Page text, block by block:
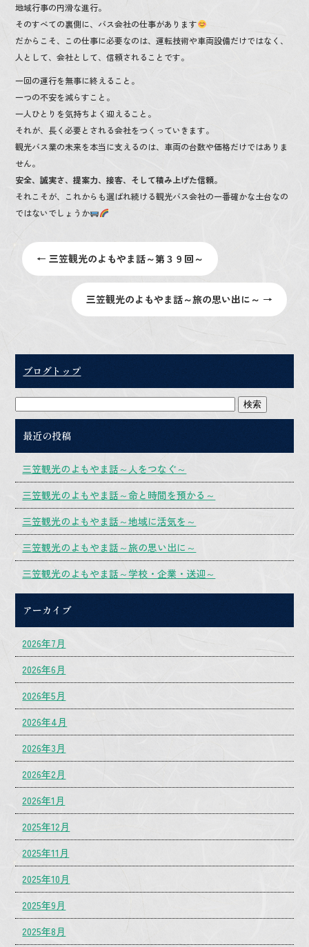
地域行事の円滑な進行。
そのすべての裏側に、バス会社の仕事があります
だからこそ、この仕事に必要なのは、運転技術や車両設備だけではなく、
人として、会社として、信頼されることです。
一回の運行を無事に終えること。
一つの不安を減らすこと。
一人ひとりを気持ちよく迎えること。
それが、長く必要とされる会社をつくっていきます。
観光バス業の未来を本当に支えるのは、車両の台数や価格だけではありま
せん。
安全、誠実さ、提案力、接客、そして積み上げた信頼。
それこそが、これからも選ばれ続ける観光バス会社の一番確かな土台なの
ではないでしょうか
← 三笠観光のよもやま話～第３９回～
三笠観光のよもやま話～旅の思い出に～ →
ブログトップ
最近の投稿
三笠観光のよもやま話～人をつなぐ～
三笠観光のよもやま話～命と時間を預かる～
三笠観光のよもやま話～地域に活気を～
三笠観光のよもやま話～旅の思い出に～
三笠観光のよもやま話～学校・企業・送迎～
アーカイブ
2026年7月
2026年6月
2026年5月
2026年4月
2026年3月
2026年2月
2026年1月
2025年12月
2025年11月
2025年10月
2025年9月
2025年8月